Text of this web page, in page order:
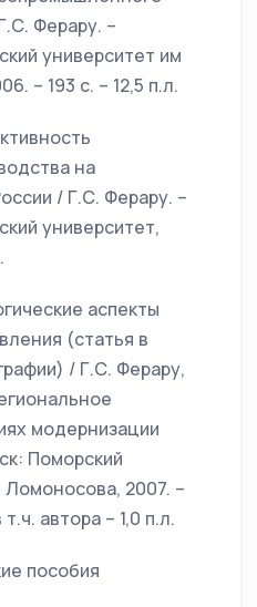
Ферару. –
университет им
– 193 с. – 12,5 п.л.
на
/ Г.С. Ферару. –
университет,
аспекты
(статья в
/ Г.С. Ферару,
модернизации
Поморский
2007. –
т.ч. автора – 1,0 п.л.
пособия